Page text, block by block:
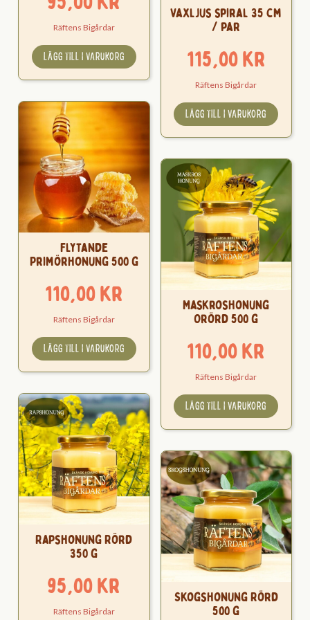
Räftens Bigårdar
LÄGG TILL I VARUKORG
Vaxljus spiral 35 cm
/ par
115,00kr
Räftens Bigårdar
LÄGG TILL I VARUKORG
Flytande
Primörhonung 500 g
110,00kr
Räftens Bigårdar
LÄGG TILL I VARUKORG
Maskroshonung
Orörd 500 g
110,00kr
Räftens Bigårdar
LÄGG TILL I VARUKORG
Rapshonung Rörd
350 g
95,00kr
Räftens Bigårdar
Skogshonung Rörd
500 g